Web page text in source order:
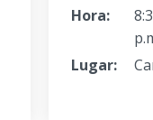
Hora:
Lugar: